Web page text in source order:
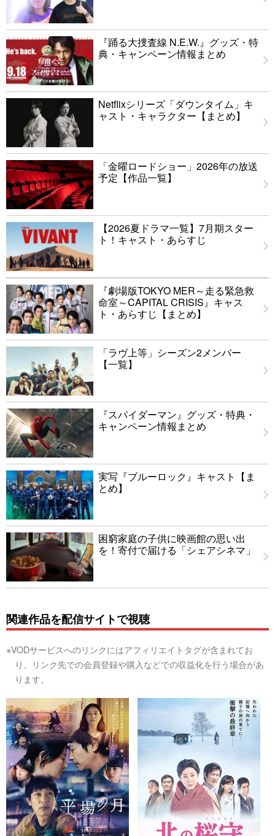
『踊る大捜査線 N.E.W.』グッズ・特
典・キャンペーン情報まとめ
Netflixシリーズ「ダウンタイム」キ
ャスト・キャラクター【まとめ】
「金曜ロードショー」2026年の放送
予定【作品一覧】
【2026夏ドラマ一覧】7月期スター
ト！キャスト・あらすじ
『劇場版TOKYO MER～走る緊急救
命室～CAPITAL CRISIS』キャス
ト・あらすじ【まとめ】
「ラヴ上等」シーズン2メンバー
【一覧】
『スパイダーマン』グッズ・特典・
キャンペーン情報まとめ
実写『ブルーロック』キャスト【ま
とめ】
困窮家庭の子供に映画館の思い出
を！寄付で届ける「シェアシネマ」
関連作品を配信サイトで視聴
※VODサービスへのリンクにはアフィリエイトタグが含まれてお
り、リンク先での会員登録や購入などでの収益化を行う場合があ
ります。